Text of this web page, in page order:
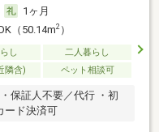
1ヶ月
（50.14m2）
し
二人暮らし
隣含) ペット相談可
保証人不要／代行 ・初
ード決済可